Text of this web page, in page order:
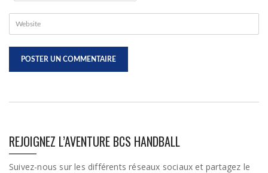
REJOIGNEZ L’AVENTURE BCS HANDBALL
Suivez-nous sur les différents réseaux sociaux et partagez le